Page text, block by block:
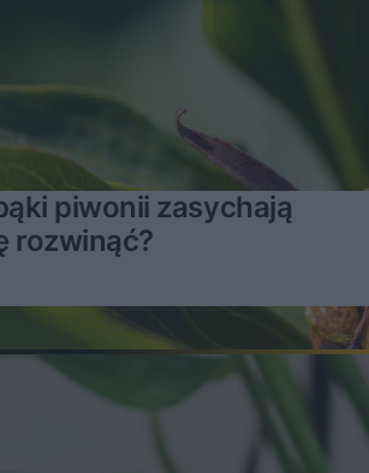
piwonii zasychają
rozwinąć?